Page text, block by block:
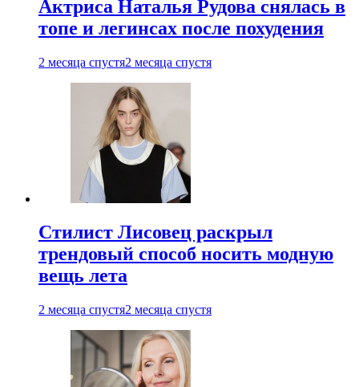
Актриса Наталья Рудова снялась в
топе и легинсах после похудения
2 месяца спустя2 месяца спустя
Стилист Лисовец раскрыл
трендовый способ носить модную
вещь лета
2 месяца спустя2 месяца спустя